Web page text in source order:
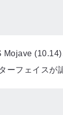
Mojave
ーフェイスが